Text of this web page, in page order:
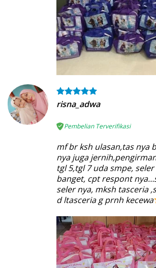
risna_adwa
Pembelian Terverifikasi
mf br ksh ulasan,tas nya
nya juga
tgl 5,tgl 7 uda smpe,
banget, cpt respont
seler nya, mksh tasceria
d ltasceria g prnh kecewa